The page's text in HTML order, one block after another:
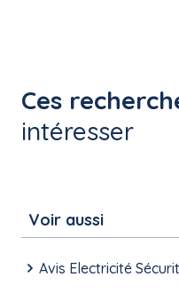
Ces
intéresser
Voir aussi
Avis Electricité